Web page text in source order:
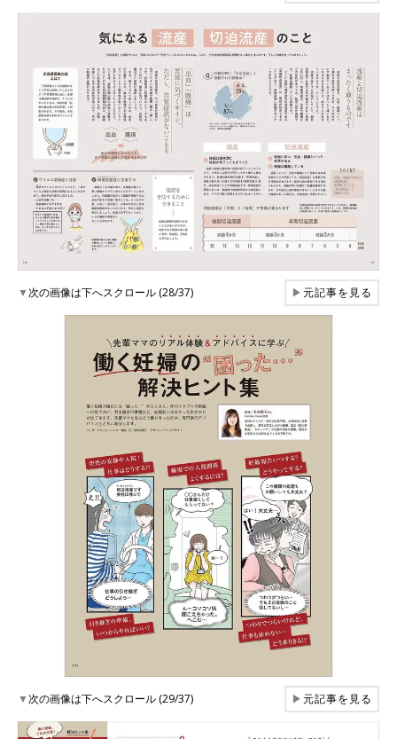
▼次の画像は下へスクロール (28/37) ▶元記事を見る
▼次の画像は下へスクロール (29/37) ▶元記事を見る